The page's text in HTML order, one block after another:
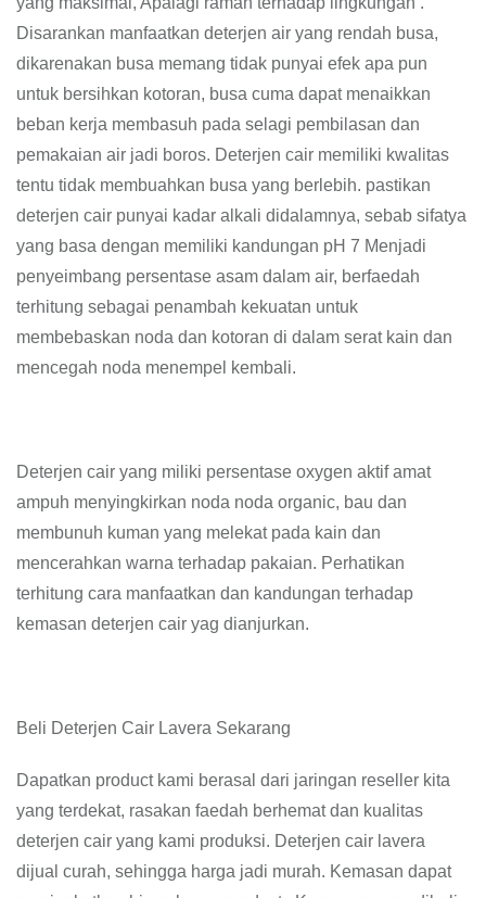
Disarankan manfaatkan deterjen air yang rendah busa,
dikarenakan busa memang tidak punyai efek apa pun
untuk bersihkan kotoran, busa cuma dapat menaikkan
beban kerja membasuh pada selagi pembilasan dan
pemakaian air jadi boros. Deterjen cair memiliki kwalitas
tentu tidak membuahkan busa yang berlebih. pastikan
deterjen cair punyai kadar alkali didalamnya, sebab sifatya
yang basa dengan memiliki kandungan pH 7 Menjadi
penyeimbang persentase asam dalam air, berfaedah
terhitung sebagai penambah kekuatan untuk
membebaskan noda dan kotoran di dalam serat kain dan
mencegah noda menempel kembali.
Deterjen cair yang miliki persentase oxygen aktif amat
ampuh menyingkirkan noda noda organic, bau dan
membunuh kuman yang melekat pada kain dan
mencerahkan warna terhadap pakaian. Perhatikan
terhitung cara manfaatkan dan kandungan terhadap
kemasan deterjen cair yag dianjurkan.
Beli Deterjen Cair Lavera Sekarang
Dapatkan product kami berasal dari jaringan reseller kita
yang terdekat, rasakan faedah berhemat dan kualitas
deterjen cair yang kami produksi. Deterjen cair lavera
dijual curah, sehingga harga jadi murah. Kemasan dapat